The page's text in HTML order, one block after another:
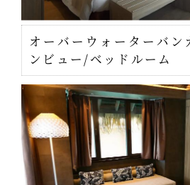
オーバーウォーターバン
ンビュー/ベッドルーム